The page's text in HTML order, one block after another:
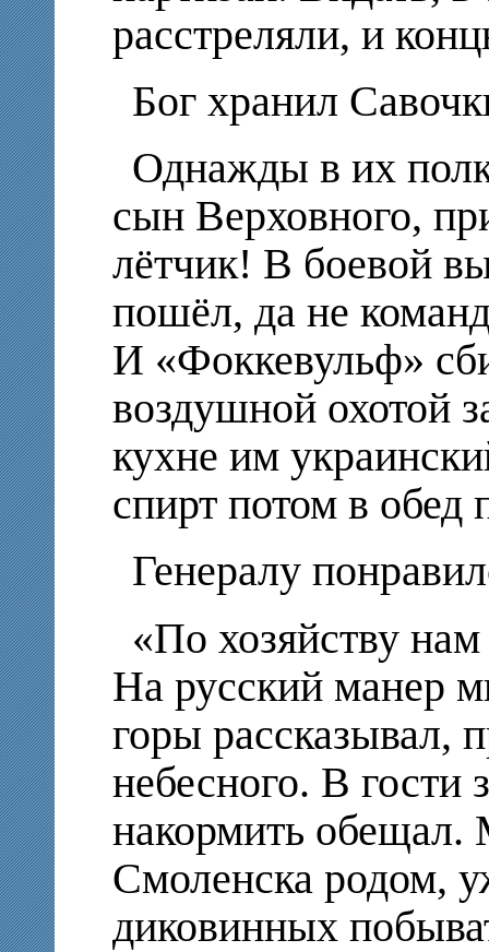
расстреляли, и
Бог хранил
Однажды в их
сын Верховного,
лётчик! В боевой
пошёл, да не
И «Фоккевульф»
воздушной охотой
кухне им
спирт потом в обед
Генералу
«По хозяйству
На русский манер
горы рассказывал,
небесного. В
накормить обещал.
Смоленска родом,
диковинных